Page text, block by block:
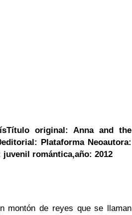
Título original: Anna and the
editorial: Plataforma Neoautora:
juvenil romántica,año: 2012
montón de reyes que se llaman